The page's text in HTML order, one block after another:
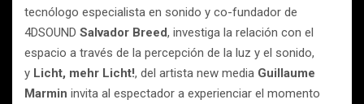
tecnólogo especialista en sonido y co-fundador de
4DSOUND Salvador Breed, investiga la relación con el
espacio a través de la percepción de la luz y el sonido,
y Licht, mehr Licht!, del artista new media Guillaume
Marmin invita al espectador a experienciar el momento